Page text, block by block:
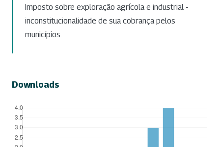
Imposto sobre exploração agrícola e industrial -
inconstitucionalidade de sua cobrança pelos
municípios.
Downloads